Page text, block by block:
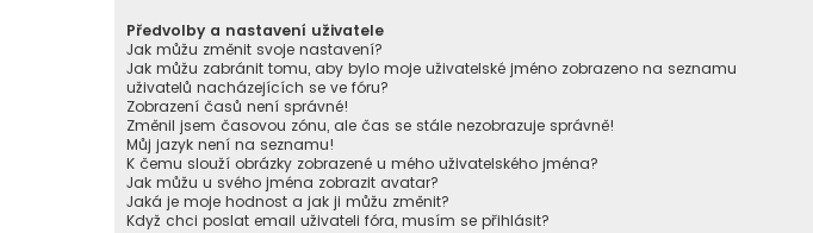
Předvolby a nastavení uživatele
Jak můžu změnit svoje nastavení?
Jak můžu zabránit tomu, aby bylo moje uživatelské jméno zobrazeno na seznamu
uživatelů nacházejících se ve fóru?
Zobrazení časů není správné!
Změnil jsem časovou zónu, ale čas se stále nezobrazuje správně!
Můj jazyk není na seznamu!
K čemu slouží obrázky zobrazené u mého uživatelského jména?
Jak můžu u svého jména zobrazit avatar?
Jaká je moje hodnost a jak ji můžu změnit?
Když chci poslat email uživateli fóra, musím se přihlásit?